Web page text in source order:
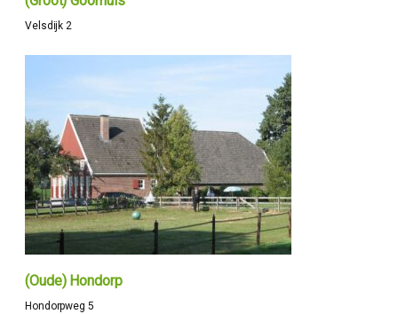
Velsdijk 2
(Oude) Hondorp
Hondorpweg 5